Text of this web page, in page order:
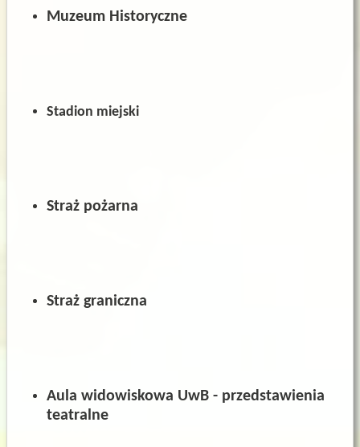
Muzeum Historyczne
Stadion miejski
Straż pożarna
Straż graniczna
Aula widowiskowa UwB - przedstawienia
teatralne